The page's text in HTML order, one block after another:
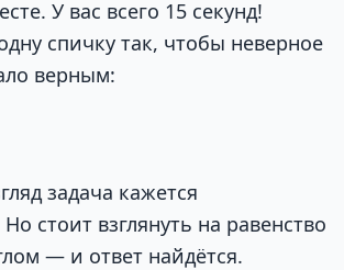
У вас всего 15 секунд!
спичку так, чтобы неверное
верным:
задача кажется
стоит взглянуть на равенство
— и ответ найдётся.